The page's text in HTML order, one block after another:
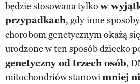
będzie stosowana tylko w
przypadkach, gdy inne
chorobom genetycznym okażą
urodzone w ten sposób dziecko
genetyczny od trzech osób,
mitochondriów stanowimniej